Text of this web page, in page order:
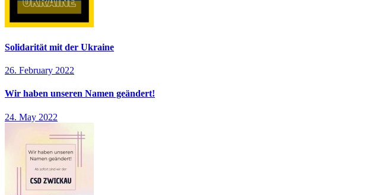
Solidarität mit der Ukraine
26. February 2022
Wir haben unseren Namen geändert!
24. May 2022